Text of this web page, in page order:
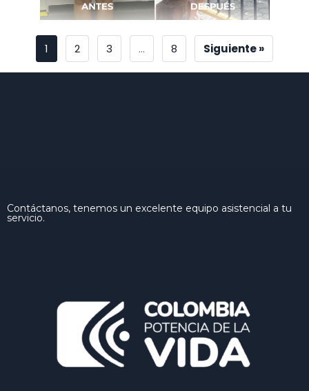
1 2 3 … 8 Siguiente »
Contáctanos, tenemos un excelente equipo asistencial a tu
servicio.